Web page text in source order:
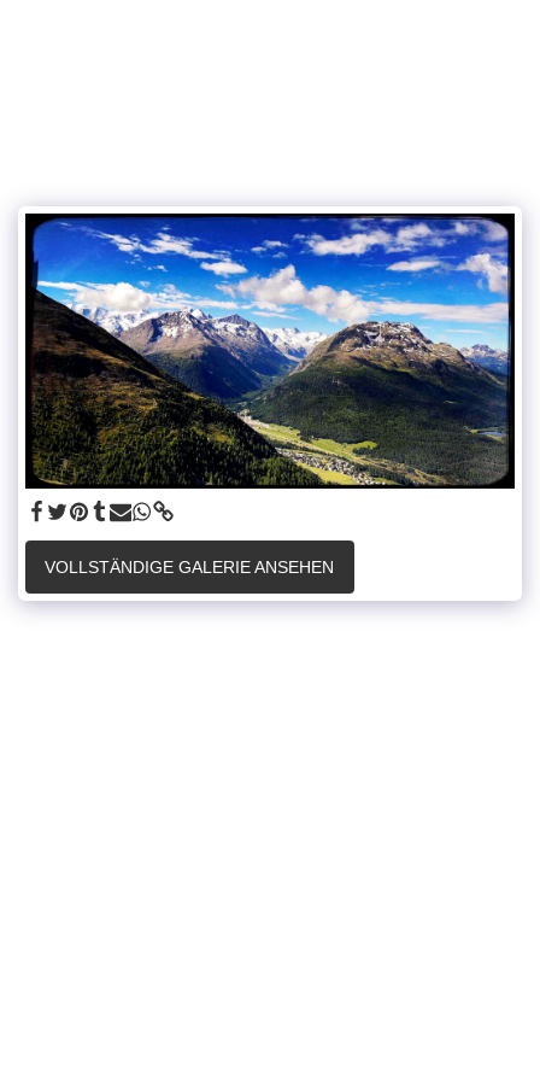
VOLLSTÄNDIGE GALERIE ANSEHEN